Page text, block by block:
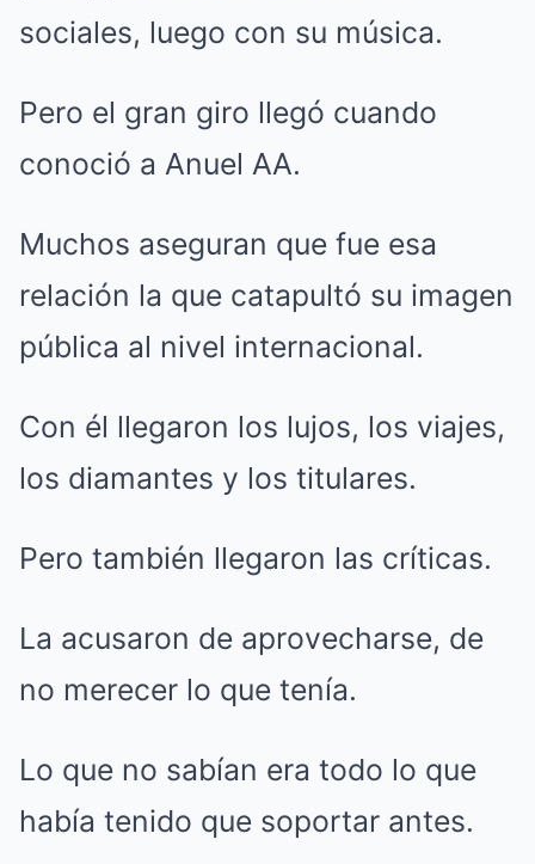
sociales, luego con su música.
Pero el gran giro llegó cuando
conoció a Anuel AA.
Muchos aseguran que fue esa
relación la que catapultó su imagen
pública al nivel internacional.
Con él llegaron los lujos, los viajes,
los diamantes y los titulares.
Pero también llegaron las críticas.
La acusaron de aprovecharse, de
no merecer lo que tenía.
Lo que no sabían era todo lo que
había tenido que soportar antes.